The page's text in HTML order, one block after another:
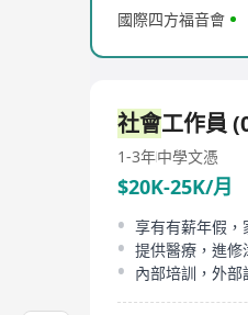
國際四方福音會
社會工作員
1-3年中學文憑
$20K-25K/月
享有有薪年假
提供醫療，進
內部培訓，外